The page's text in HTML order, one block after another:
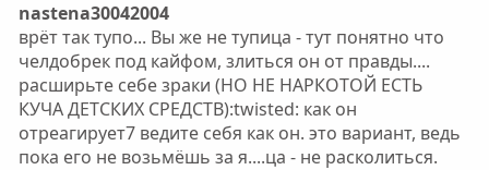
nastena30042004
врёт так тупо... Вы же не тупица - тут понятно что
челдобрек под кайфом, злиться он от правды....
расширьте себе зраки (НО НЕ НАРКОТОЙ ЕСТЬ
КУЧА ДЕТСКИХ СРЕДСТВ):twisted: как он
отреагирует7 ведите себя как он. это вариант, ведь
пока его не возьмёшь за я....ца - не расколиться.